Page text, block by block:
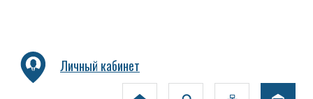
Личный кабинет